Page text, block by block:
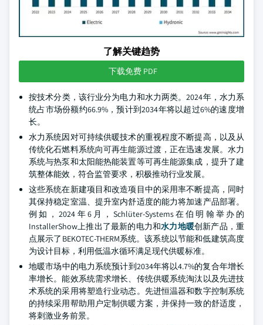
了解关键趋势
下载免费 PDF
按技术分类，该行业分为电力和水力两类。2024年，水力系
统占市场份额约66.9%，预计到2034年将以超过6%的速度增
长。
水力系统因对可持续供暖技术的重视程度不断提高，以及从
传统化石燃料系统向可再生能源过渡，正在迅速发展。水力
系统与热泵和太阳能热能装置等可再生能源集成，提升了建
筑整体能效，符合监管要求，积极推动行业发展。
这些系统在新建项目和改造项目中的采用率不断提高，同时
其保持稳定室温、提升室内舒适度的能力将加速产品部署。
例如，2024年6月，Schlüter-Systems在伯明翰举办的
InstallerShow上推出了最新的电力和水力地暖创新产品，重
点展示了BEKOTEC-THERM系统。该系统以节能和低建筑高度
为设计目标，利用低温水循环满足现代供暖标准。
地暖市场中的电力系统预计到2034年将以4.7%的复合年增长
率增长。能效系统需求增长、传统供暖系统淘汰以及先进技
术系统的采用将塑造行业动态。先进恒温器和数字控制系统
的持续采用帮助用户定制供暖方案，并保持一致的舒适度，
将刺激业务前景。